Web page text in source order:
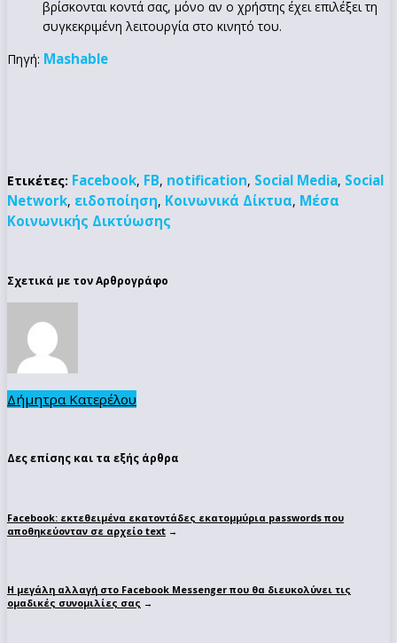
βρίσκονται κοντά σας, μόνο αν ο χρήστης έχει επιλέξει τη
συγκεκριμένη λειτουργία στο κινητό του.
Πηγή: Mashable
Ετικέτες: Facebook, FB, notification, Social Media, Social
Network, ειδοποίηση, Κοινωνικά Δίκτυα, Μέσα
Κοινωνικής Δικτύωσης
Σχετικά με τον Αρθρογράφο
Δήμητρα Κατερέλου
Δες επίσης και τα εξής άρθρα
Facebook: εκτεθειμένα εκατοντάδες εκατομμύρια passwords που
αποθηκεύονταν σε αρχείο text →
Η μεγάλη αλλαγή στο Facebook Messenger που θα διευκολύνει τις
ομαδικές συνομιλίες σας →